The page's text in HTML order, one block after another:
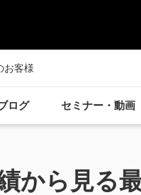
お客様
ログ セミナー・動画
から見る